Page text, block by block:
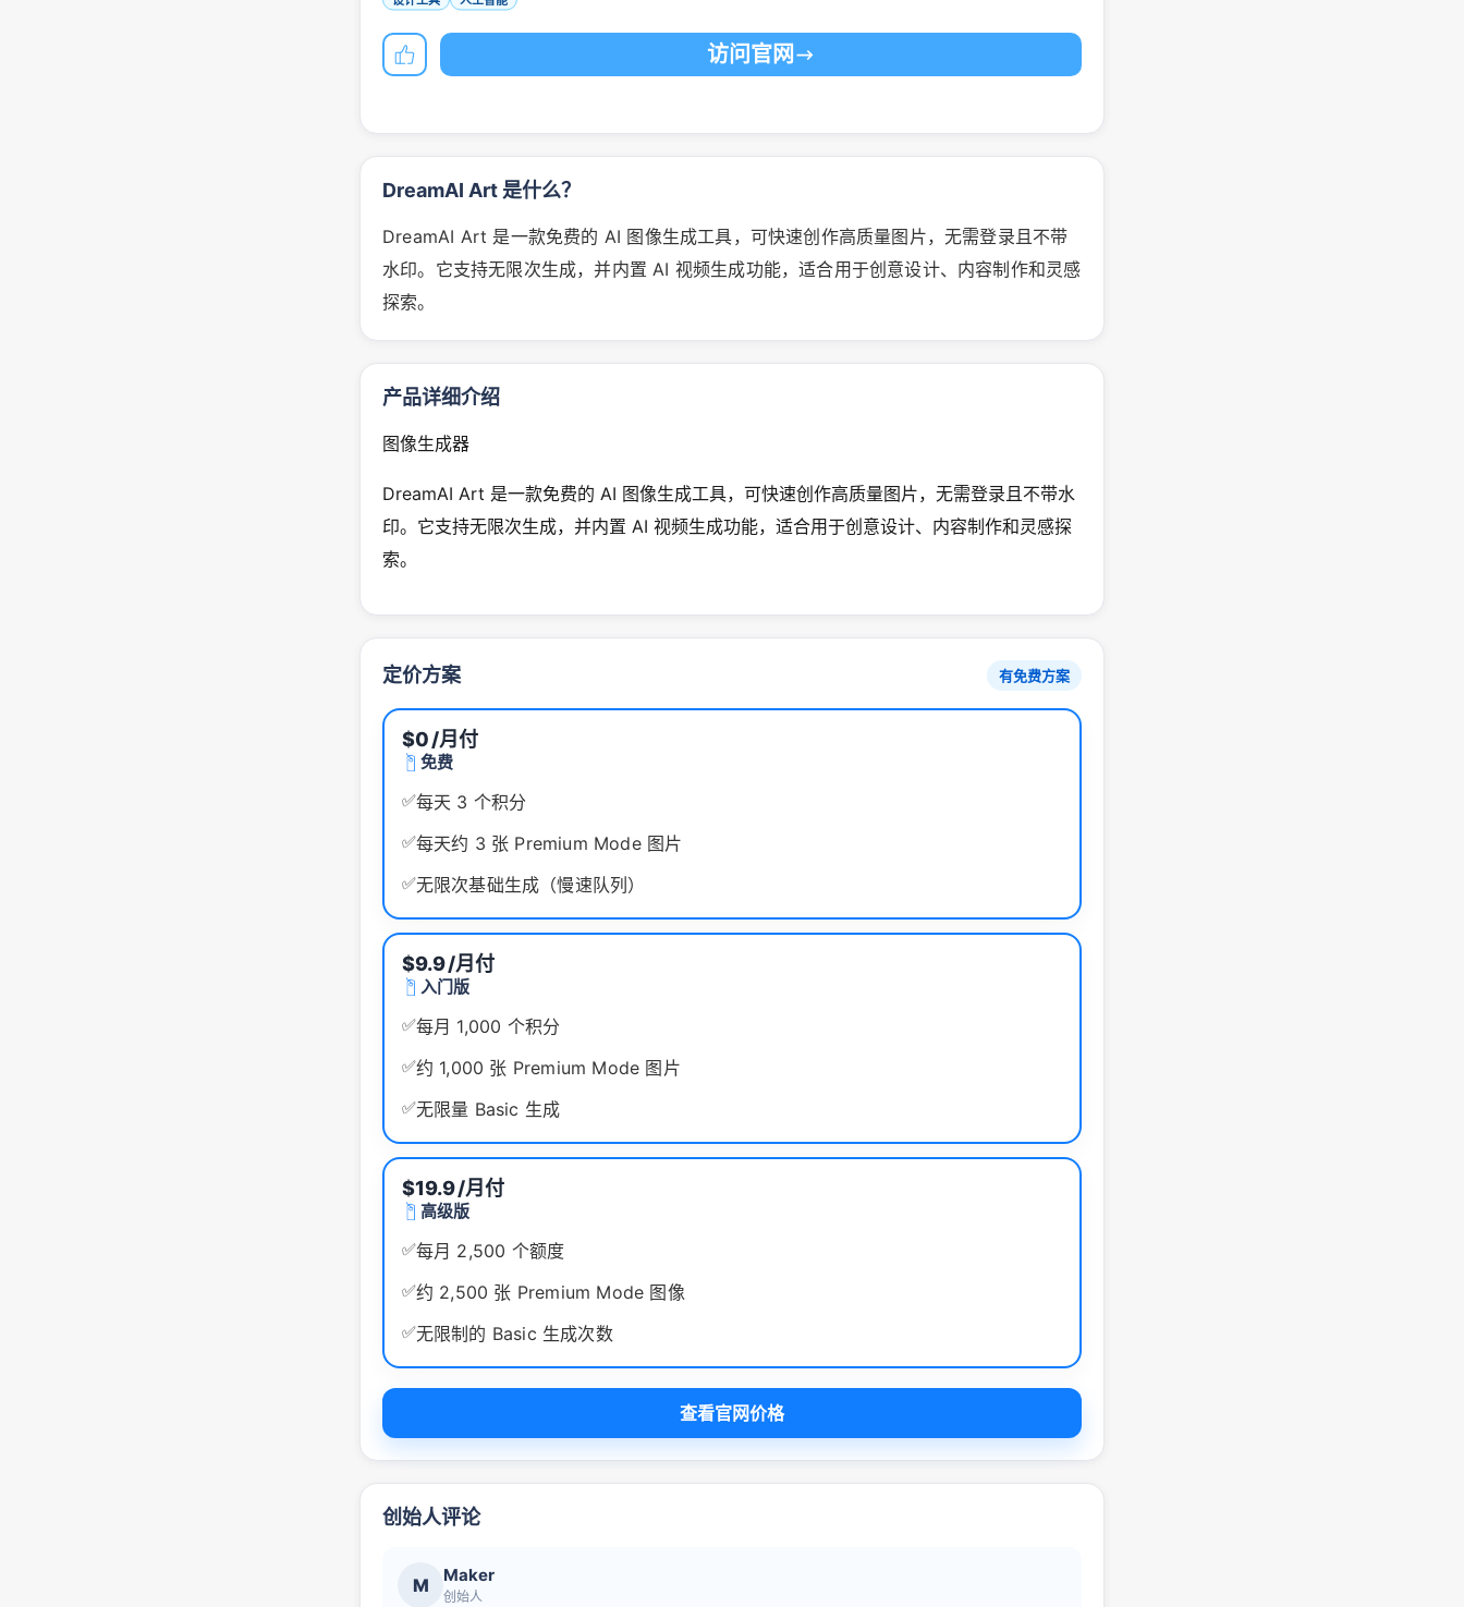
访问官网
DreamAI Art 是什么？
DreamAI Art 是一款免费的 AI 图像生成工具，可快速创作高质量图片，无需登录且不带
水印。它支持无限次生成，并内置 AI 视频生成功能，适合用于创意设计、内容制作和灵感
探索。
产品详细介绍
图像生成器
DreamAI Art 是一款免费的 AI 图像生成工具，可快速创作高质量图片，无需登录且不带水
印。它支持无限次生成，并内置 AI 视频生成功能，适合用于创意设计、内容制作和灵感探
索。
定价方案 有免费方案
$0/月付
免费
✅每天 3 个积分
✅每天约 3 张 Premium Mode 图片
✅无限次基础生成（慢速队列）
$9.9/月付
入门版
✅每月 1,000 个积分
✅约 1,000 张 Premium Mode 图片
✅无限量 Basic 生成
$19.9/月付
高级版
✅每月 2,500 个额度
✅约 2,500 张 Premium Mode 图像
✅无限制的 Basic 生成次数
查看官网价格
创始人评论
M Maker
创始人